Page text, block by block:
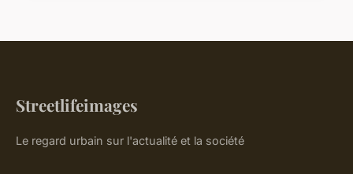
Streetlifeimages
Le regard urbain sur l'actualité et la société